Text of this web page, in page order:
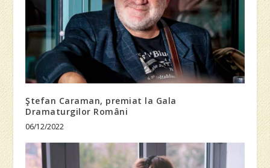
Ştefan Caraman, premiat la Gala
Dramaturgilor Români
06/12/2022